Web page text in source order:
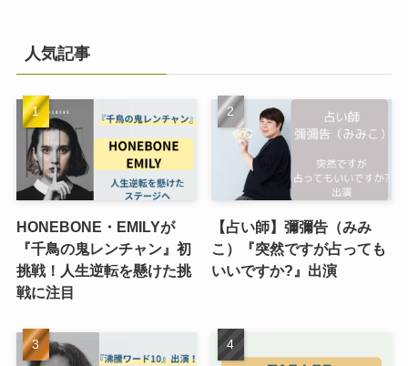
人気記事
HONEBONE・EMILYが
『千鳥の鬼レンチャン』初
挑戦！人生逆転を懸けた挑
戦に注目
【占い師】彌彌告（みみ
こ）『突然ですが占っても
いいですか?』出演